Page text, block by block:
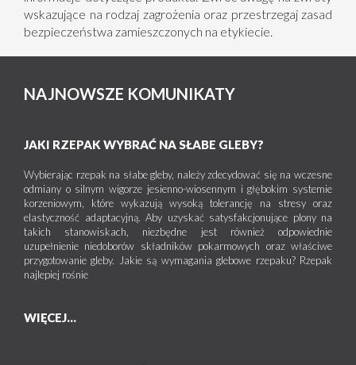
wskazujące na rodzaj zagrożenia oraz przestrzegaj zasad
bezpieczeństwa zamieszczonych na etykiecie.
NAJNOWSZE KOMUNIKATY
JAKI RZEPAK WYBRAĆ NA SŁABE GLEBY?
Wybierając rzepak na słabe gleby, należy zdecydować się na wczesne
odmiany o silnym wigorze jesienno-wiosennym i głębokim systemie
korzeniowym, które wykazują wysoką tolerancję na stresy oraz
elastyczność adaptacyjną. Aby uzyskać satysfakcjonujące plony na
takich stanowiskach, niezbędne jest również odpowiednie
uzupełnienie niedoborów składników pokarmowych oraz właściwe
przygotowanie gleby. Jakie są wymagania glebowe rzepaku? Rzepak
najlepiej rośnie
WIĘCEJ...